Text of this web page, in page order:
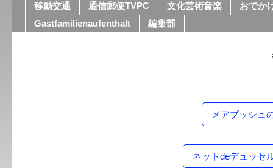
移動交通
通信郵便TVPC 文化芸術音楽
おでか
Gastfamilienaufenthalt
編集部
メアブッシュ
ネットdeデュッセ